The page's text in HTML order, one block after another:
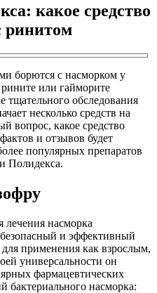
какое средство
ринитом
борются с насморком у
рините или гайморите
тщательного обследования
несколько средств на
вопрос, какое средство
и отзывов будет
популярных препаратов
Полидекса.
лечения насморка
и эффективный
применения как взрослым,
универсальности он
фармацевтических
бактериального насморка: